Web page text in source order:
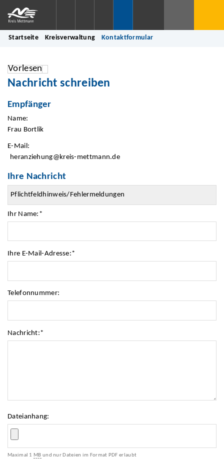
Startseite Kreisverwaltung Kontaktformular
Vorlesen
Nachricht schreiben
Empfänger
Name:
Frau Bortlik
E-Mail:
heranziehung@kreis-mettmann.de
Ihre Nachricht
Ihr Name: *
Ihre E-Mail-Adresse:*
Telefonnummer:
Nachricht:*
Dateianhang:
Maximal 1 MB und nur Dateien im Format PDF erlaubt